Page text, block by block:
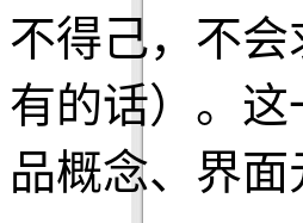
不得己，不
有的话）。
品概念、界